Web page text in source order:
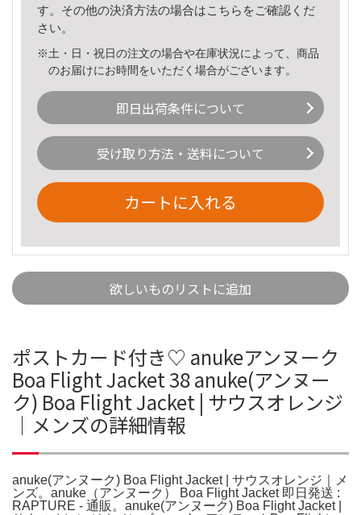
す。その他の決済方法の場合はこちら をご確認くだ
さい。
※土・日・祝日の注文の場合や在庫状況によって、商品
のお届けにお時間をいただく場合がございます。
即日出荷条件について
受け取り方法・送料について
カートに入れる
欲しいものリストに追加
ポストカード付き♡ anukeアンヌーク
Boa Flight Jacket 38 anuke(アンヌー
ク) Boa Flight Jacket | サウスオレンジ
｜メンズの詳細情報
anuke(アンヌーク) Boa Flight Jacket | サウスオレンジ｜メ
ンズ。anuke（アンヌーク） Boa Flight Jacket 即日発送 :
RAPTURE - 通販。anuke(アンヌーク) Boa Flight Jacket |